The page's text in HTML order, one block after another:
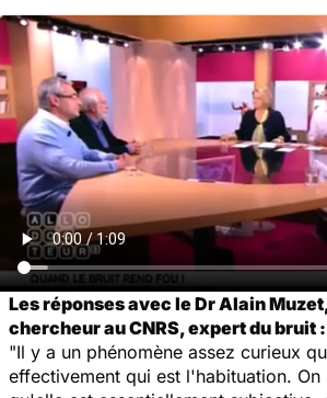
Les réponses avec le Dr Alain
chercheur au CNRS, expert du bruit :
"Il y a un phénomène assez curieux
effectivement qui est l'habituation. On